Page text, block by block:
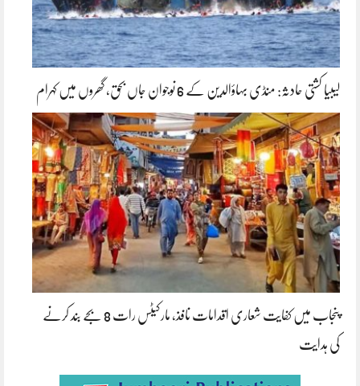
لیبیا کشتی حادثہ: منڈی بہاؤالدین کے 6 نوجوان جاں بحق، گھروں میں کہرام
پنجاب میں کفایت شعاری اقدامات نافذ، مارکیٹس رات 8 بجے بند کرنے
کی ہدایت